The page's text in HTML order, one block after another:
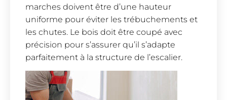
marches doivent être d’une hauteur
uniforme pour éviter les trébuchements et
les chutes. Le bois doit être coupé avec
précision pour s’assurer qu’il s’adapte
parfaitement à la structure de l’escalier.